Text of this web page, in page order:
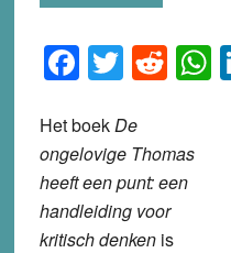
Twitter
Het boekDe
ongelovige Thomas
heeft een punt: een
handleiding voor
kritisch denkenis